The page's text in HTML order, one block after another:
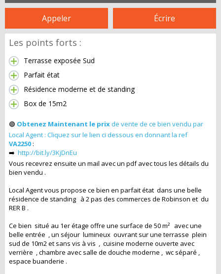
Appeler Écrire
Les points forts :
Terrasse exposée Sud
Parfait état
Résidence moderne et de standing
Box de 15m2
🟢 Obtenez Maintenant le prixde vente de ce bien vendu par
Local Agent : Cliquez sur le lien ci dessous en donnant la ref
VA2250 :
➡️ http://bit.ly/3KjDnEu
Vous recevrez ensuite un mail avec un pdf avec tous les détails du
bien vendu .
Local Agent vous propose ce bien en parfait état dans une belle
résidence de standing à 2 pas des commerces de Robinson et du
RER B .
Ce bien situé au 1er étage offre une surface de 50 m² avec une
belle entrée , un séjour lumineux ouvrant sur une terrasse plein
sud de 10m2 et sans vis à vis , cuisine moderne ouverte avec
verrière , chambre avec salle de douche moderne , wc séparé ,
espace buanderie .